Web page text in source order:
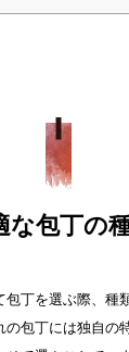
な包丁の
丁を選ぶ際、種
の包丁には独自の